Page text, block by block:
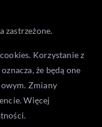
zastrzeżone.
Korzystanie z
że będą one
Zmiany
Więcej
.